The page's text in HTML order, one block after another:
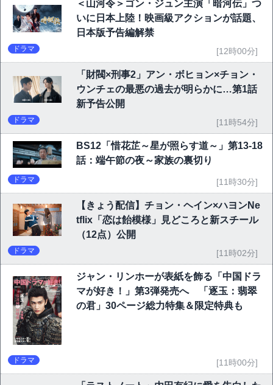
＜山河令＞ゴン・ジュン主演「暗河伝」つ
いに日本上陸！映画級アクションが話題、
日本版予告編解禁
ドラマ [12時00分]
「財閥×刑事2」アン・ボヒョン×チョン・
ウンチェの最悪の過去が明らかに…第1話
新予告公開
ドラマ [11時54分]
BS12「惜花芷～星が照らす道～」第13-18
話：端午節の夜～家族の裏切り
ドラマ [11時30分]
【きょう配信】チョン・ヘイン×ハヨンNe
tflix「恋は飴模様」見どころと新スチール
（12点）公開
ドラマ [11時02分]
ジャン・リンホーが表紙を飾る「中国ドラ
マが好き！」第3弾発売へ 「逐玉：翡翠
の君」30ページ総力特集＆限定特典も
ドラマ [11時00分]